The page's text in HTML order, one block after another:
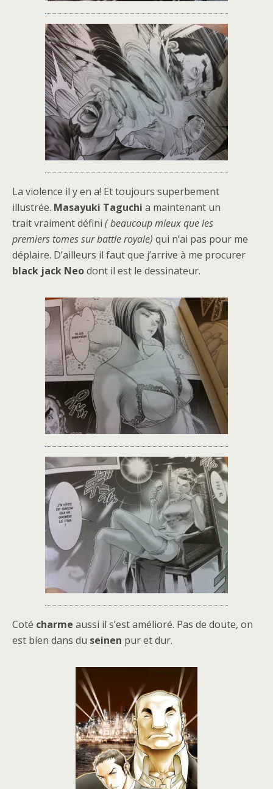
La violence il y en a! Et toujours superbement
illustrée. Masayuki Taguchi a maintenant un
trait vraiment défini ( beaucoup mieux que les
premiers tomes sur battle royale) qui n’ai pas pour me
déplaire. D’ailleurs il faut que j’arrive à me procurer
black jack Neodont il est le dessinateur.
Coté charme aussi il s’est amélioré. Pas de doute, on
est bien dans du seinen pur et dur.